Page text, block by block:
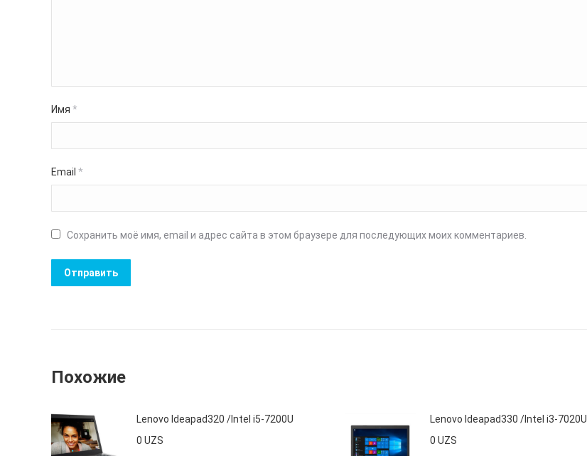
Имя *
Email *
Сохранить моё имя, email и адрес сайта в этом браузере для последующих моих комментариев.
Похожие
Lenovo Ideapad320 /Intel i5-7200U
0 UZS
Lenovo Ideapad330 /Intel i3-7020U
0 UZS